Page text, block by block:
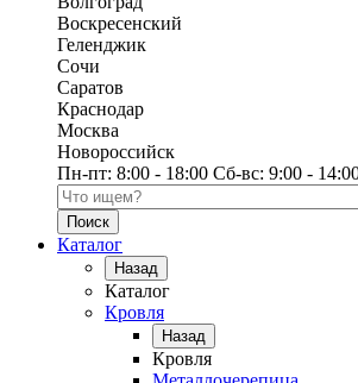
Воскресенский
Геленджик
Сочи
Саратов
Краснодар
Москва
Новороссийск
Пн-пт: 8:00 - 18:00 Сб-вс: 9:00 -
Поиск по каталогу
Каталог
Назад
Каталог
Кровля
Назад
Кровля